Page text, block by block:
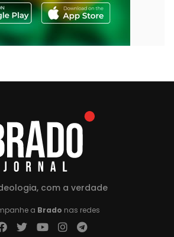
com a verdade
a Brado nas redes